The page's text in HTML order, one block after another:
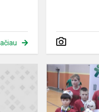
Jaunųjų
tyrėjų
konkursas